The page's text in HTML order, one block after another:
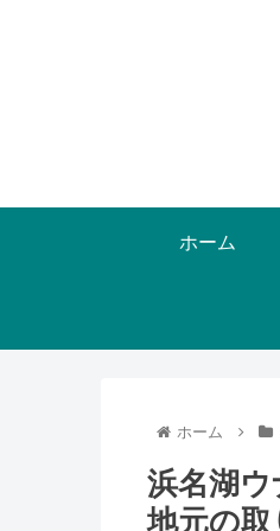
ホーム
ホーム
浜名湖ウ
地元の